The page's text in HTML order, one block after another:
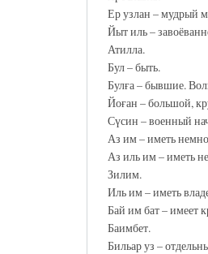
Ер узлан – мудрый
Йыт иль –
Атилла.
Бул – быть.
Булға – бывшие.
Йоған – большой,
Сүсин – военный
Аз им – иметь
Аз иль им – иметь
Зилим.
Иль им – иметь
Бай им бат – имеет
Баимбет.
Бильар уз –